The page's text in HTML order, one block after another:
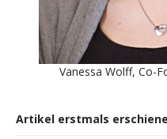
Vanessa Wolff, Co-
Artikel erstmals